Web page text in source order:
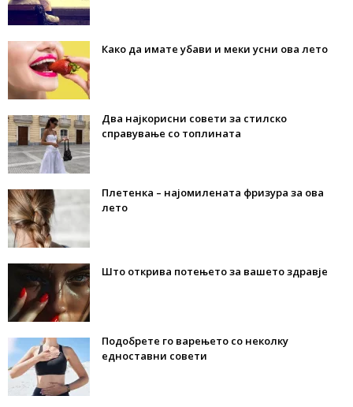
Како да имате убави и меки усни ова лето
Два најкорисни совети за стилско
справување со топлината
Плетенка – најомилената фризура за ова
лето
Што открива потењето за вашето здравје
Подобрете го варењето со неколку
едноставни совети